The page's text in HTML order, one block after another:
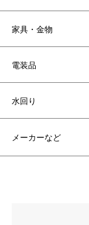
家具・金物
電装品
水回り
メーカーなど